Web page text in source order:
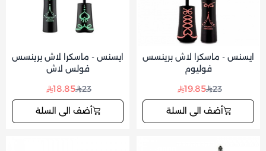
ايسنس - ماسكرا لاش برينسس
فوليوم
23
19.85
أضف الى السلة
ايسنس - ماسكرا لاش برينسس
فولس لاش
23
18.85
أضف الى السلة